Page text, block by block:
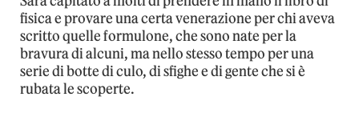
fisica e provare una certa venerazione per chi aveva
scritto quelle formulone, che sono nate per la
bravura di alcuni, ma nello stesso tempo per una
serie di botte di culo, di sfighe e di gente che si è
rubata le scoperte.